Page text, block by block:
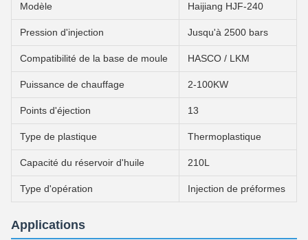
Modèle Haijiang HJF-240
Pression d'injection Jusqu'à 2500 bars
Compatibilité de la base de moule HASCO / LKM
Puissance de chauffage 2-100KW
Points d'éjection 13
Type de plastique Thermoplastique
Capacité du réservoir d'huile 210L
Type d'opération Injection de préformes
Applications